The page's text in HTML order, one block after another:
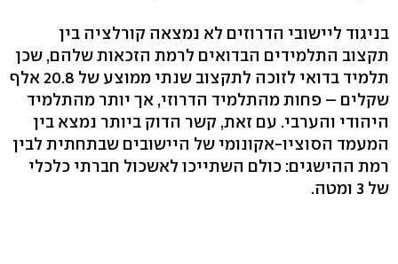
בניגוד ליישובי הדרוזים לא נמצאה קורלציה בין
תקצוב התלמידים הבדואים לרמת הזכאות שלהם, שכן
תלמיד בדואי לזוכה לתקצוב שנתי ממוצע של 20.8 אלף
שקלים – פחות מהתלמיד הדרוזי, אך יותר מהתלמיד
היהודי והערבי. עם זאת, קשר הדוק ביותר נמצא בין
המעמד הסוציו-אקונומי של היישובים שבתחתית לבין
רמת ההישגים: כולם השתייכו לאשכול חברתי כלכלי
של 3 ומטה.